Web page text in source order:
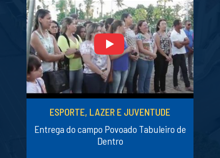
ESPORTE, LAZER E JUVENTUDE
Entrega do campo Povoado Tabuleiro de
Dentro